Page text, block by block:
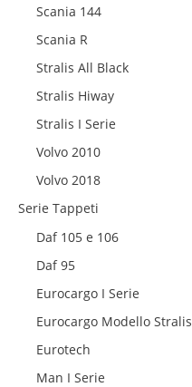
Scania 144
Scania R
Stralis All Black
Stralis Hiway
Stralis I Serie
Volvo 2010
Volvo 2018
Serie Tappeti
Daf 105 e 106
Daf 95
Eurocargo I Serie
Eurocargo Modello Stralis
Eurotech
Man I Serie